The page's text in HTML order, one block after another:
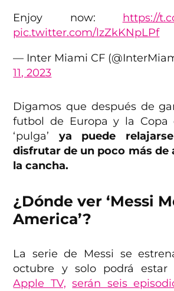
Enjoy now: https://
pic.twitter.com/lzZkKNpLPf
— Inter Miami CF
11, 2023
Digamos que después de
futbol de Europa y la Copa
‘pulga’ ya puede
disfrutar de un poco más de
la cancha.
¿Dónde ver ‘Messi
America’?
La serie de Messi se
octubre y solo podrá estar
Apple TV, serán seis